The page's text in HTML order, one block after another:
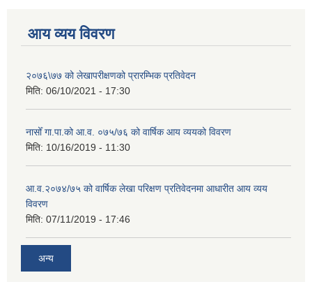
आय व्यय विवरण
२०७६\७७ को लेखापरीक्षणको प्रारम्भिक प्रतिवेदन
मिति: 06/10/2021 - 17:30
नासोँ गा.पा.को आ.व. ०७५/७६ को वार्षिक आय व्ययको विवरण
मिति: 10/16/2019 - 11:30
आ.व.२०७४/७५ को वार्षिक लेखा परिक्षण प्रतिवेदनमा आधारीत आय व्यय
विवरण
मिति: 07/11/2019 - 17:46
अन्य